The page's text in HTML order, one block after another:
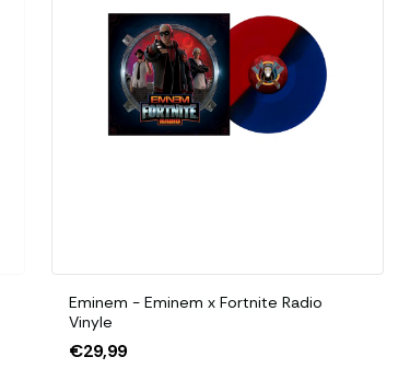
Eminem - Eminem x Fortnite Radio
Vinyle
€29,99